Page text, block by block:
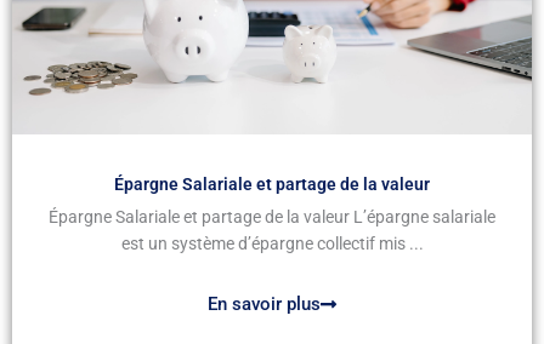
Épargne Salariale et partage de la valeur
Épargne Salariale et partage de la valeur L’épargne salariale
est un système d’épargne collectif mis ...
En savoir plus